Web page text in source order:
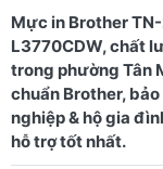
Mực in Brother
L3770CDW, chất
trong phường Tân
chuẩn Brother,
nghiệp & hộ gia